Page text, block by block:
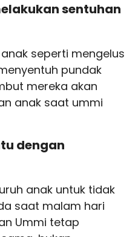
sentuhan
seperti mengelus
pundak
mereka akan
anak saat ummi
dengan
anak untuk tidak
saat malam hari
Ummi tetap